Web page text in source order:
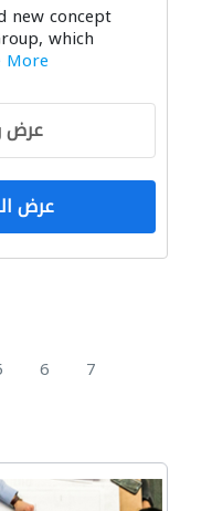
new concept
which
More
عرض
عرض
6
7